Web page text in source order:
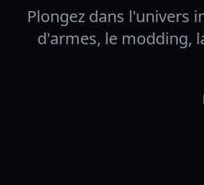
Plongez dans l'univers
d'armes, le modding,